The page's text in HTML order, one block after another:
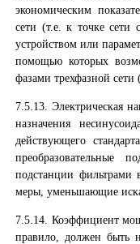
экономическим
сети (т.е. к точке
устройством или
помощью которых
фазами трехфазной
7.5.13. Электрическая
назначения
действующего
преобразовательные
подстанции
меры, уменьшающие
7.5.14. Коэффициент
правило, должен быть